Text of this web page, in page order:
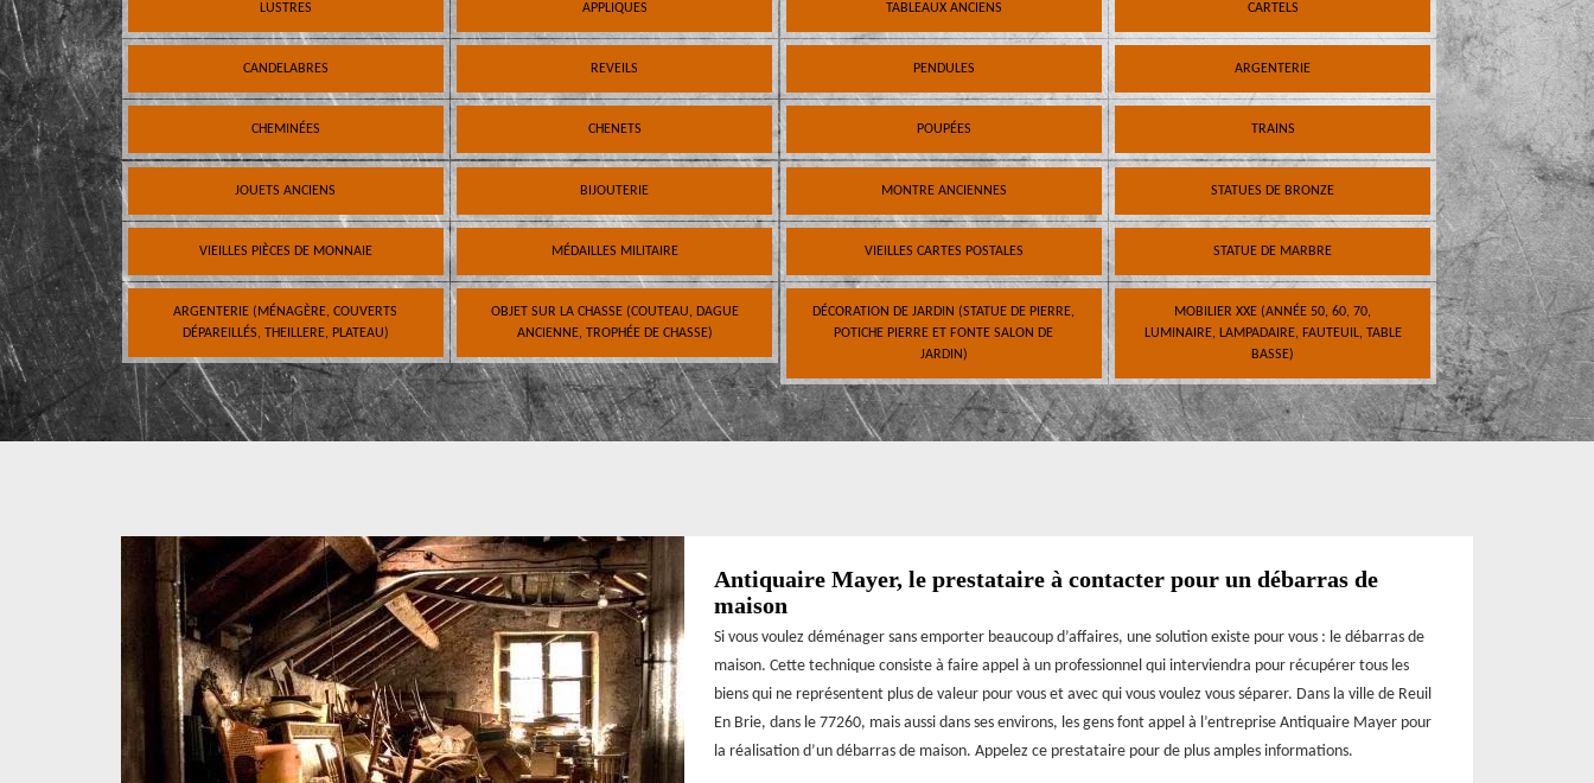
LUSTRES APPLIQUES TABLEAUX ANCIENS CARTELS
CANDELABRES REVEILS PENDULES ARGENTERIE
CHEMINÉES CHENETS POUPÉES TRAINS
JOUETS ANCIENS BIJOUTERIE MONTRE ANCIENNES STATUES DE BRONZE
VIEILLES PIÈCES DE MONNAIE MÉDAILLES MILITAIRE VIEILLES CARTES POSTALES STATUE DE MARBRE
ARGENTERIE (MÉNAGÈRE, COUVERTS
DÉPAREILLÉS, THEILLERE, PLATEAU)
OBJET SUR LA CHASSE (COUTEAU, DAGUE
ANCIENNE, TROPHÉE DE CHASSE)
DÉCORATION DE JARDIN (STATUE DE PIERRE,
POTICHE PIERRE ET FONTE SALON DE
JARDIN)
MOBILIER XXE (ANNÉE 50, 60, 70,
LUMINAIRE, LAMPADAIRE, FAUTEUIL, TABLE
BASSE)
Antiquaire Mayer, le prestataire à contacter pour un débarras de
maison
Si vous voulez déménager sans emporter beaucoup d’affaires, une solution existe pour vous : le débarras de
maison. Cette technique consiste à faire appel à un professionnel qui interviendra pour récupérer tous les
biens qui ne représentent plus de valeur pour vous et avec qui vous voulez vous séparer. Dans la ville de Reuil
En Brie, dans le 77260, mais aussi dans ses environs, les gens font appel à l’entreprise Antiquaire Mayer pour
la réalisation d’un débarras de maison. Appelez ce prestataire pour de plus amples informations.